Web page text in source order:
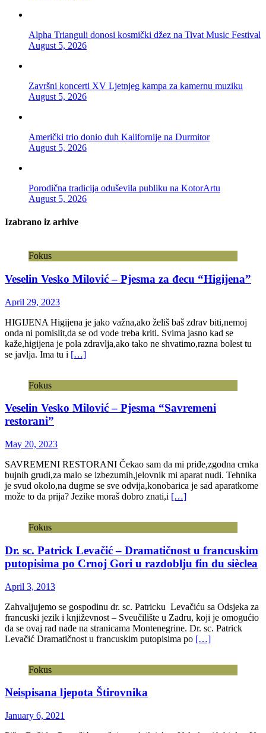
Alpha Trianguli donosi kosmički džez na Tivat Music Festival
August 5, 2026
Završni koncerti XV Ljetnjeg kampa za kamernu muziku
August 5, 2026
Američki trio donio duh Kalifornije na Durmitor
August 5, 2026
Porodična tradicija oduševila publiku na KotorArtu
August 5, 2026
Izabrano iz arhive
Fokus
Veselin Vesko Milović – Pjesma za đecu “Higijena”
April 29, 2023
HIGIJENA Higijena je jako važna,ako želiš baš zdrav biti,nemoj
onda ni pomislit,da se od vode treba kriti. Svima jasno kad se
kaže,higijena je pola zdravlja,ako tako ne shvatimo,razna bolest tu
se javlja. Ima tu i […]
Fokus
Veselin Vesko Milović – Pjesma “Savremeni
restorani”
May 20, 2023
SAVREMENI RESTORANI Čekao sam da mi priđe,zgodna crnka
bujnih grudi,za malo se izbezumih,jelovnik mi aparat nudi. Tehnika
je svud okolo,na dugme se sve odvija,konobarica je sad aparatkome
može to da prija? Jezike moraš dobro znati,i […]
Fokus
Dr. sc. Patrick Levačić – Dramatičnost u francuskim
putopisima po Crnoj Gori u razdoblju fin du sièclea
April 3, 2013
Zahvaljujemo se gospodinu dr. sc. Patricku Levačiću sa Odsjeka za
francuski jezik i književnost – Sveučilište u Zadru, koji je omogućio
da se ovaj rad nađe na stranicama Montenegrine. Dr. sc. Patrick
Levačić Dramatičnost u francuskim putopisima po […]
Fokus
Neispisana ljepota Štirovnika
January 6, 2021